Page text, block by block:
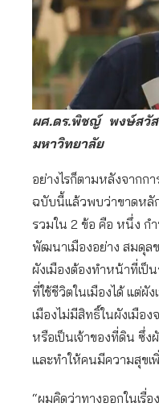
ผศ.ดร.พิชญ์ พงษ์สวั
มหาวิทยาลัย
อย่างไรก็ตามหลังจากก
ฉบับนี้แล้วพบว่าขาดหลั
รวมใน 2 ข้อ คือ หนึ่ง ก
พัฒนาเมืองอย่าง สมดุล
ผังเมืองต้องทำหน้าที่เ
ที่ใช้ชีวิตในเมืองได้ แต่
เมืองไม่มีสิทธิ์ในผังเมือ
หรือเป็นเจ้าของที่ดิน ซึ่ง
และทำให้คนมีความสุขเ
“ผมคิดว่าทางออกในเรื่